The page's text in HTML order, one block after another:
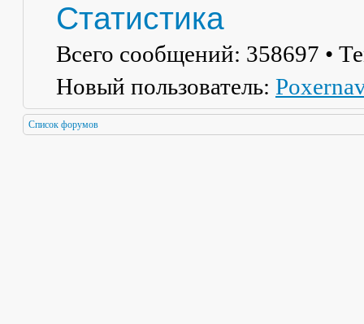
Статистика
Всего сообщений: 358697 •
Новый пользователь:
Список форумов